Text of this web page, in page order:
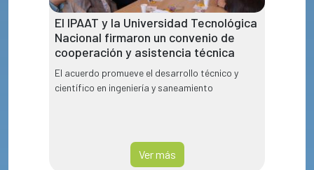
El IPAAT y la Universidad Tecnológica
Nacional firmaron un convenio de
cooperación y asistencia técnica
El acuerdo promueve el desarrollo técnico y
científico en ingeniería y saneamiento
Ver más